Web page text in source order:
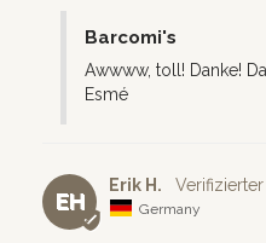
Barcomi's
Awwww, toll! Danke!
Esmé
EH
Erik H.
Germany